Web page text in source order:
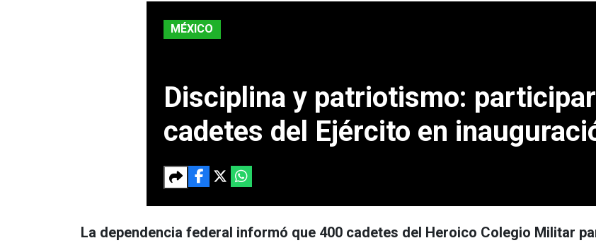
MÉXICO
Disciplina y patriotismo:
cadetes del Ejército en
La dependencia federal informó que 400 cadetes del Heroico Colegio Militar